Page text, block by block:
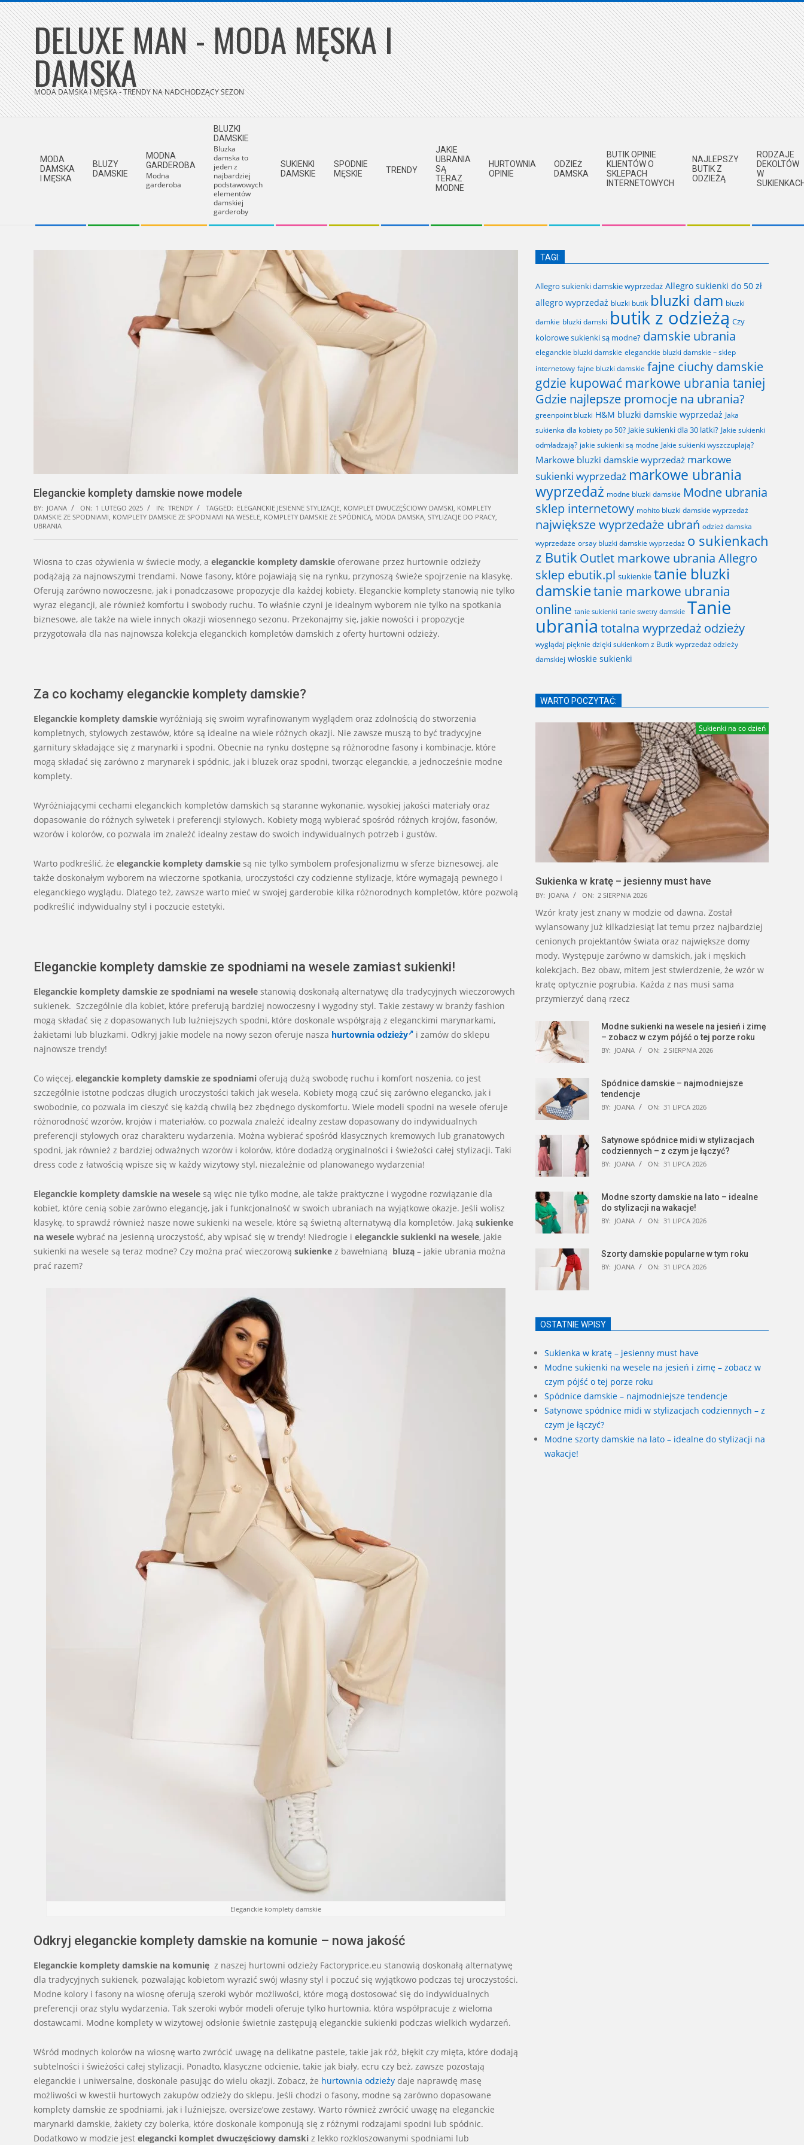
Skip
to
content DELUXE MAN - MODA MĘSKA I
DAMSKA
MODA DAMSKA I MĘSKA - TRENDY NA NADCHODZĄCY SEZON
MODA
DAMSKA
I MĘSKA
BLUZY
DAMSKIE
MODNA
GARDEROBA
Modna
garderoba
BLUZKI
DAMSKIE
Bluzka
damska to
jeden z
najbardziej
podstawowych
elementów
damskiej
garderoby
SUKIENKI
DAMSKIE
SPODNIE
MĘSKIE
TRENDY
JAKIE
UBRANIA
SĄ
TERAZ
MODNE
HURTOWNIA
OPINIE
ODZIEŻ
DAMSKA
BUTIK OPINIE
KLIENTÓW O
SKLEPACH
INTERNETOWYCH
NAJLEPSZY
BUTIK Z
ODZIEŻĄ
RODZAJE
DEKOLTÓW
W
Eleganckie komplety damskie nowe modele
BY: JOANA ON: 1 LUTEGO 2025 IN: TRENDY TAGGED: ELEGANCKIE JESIENNE STYLIZACJE, KOMPLET DWUCZĘŚCIOWY DAMSKI, KOMPLETY
DAMSKIE ZE SPODNIAMI, KOMPLETY DAMSKIE ZE SPODNIAMI NA WESELE, KOMPLETY DAMSKIE ZE SPÓDNICĄ, MODA DAMSKA, STYLIZACJE DO PRACY,
UBRANIA
Wiosna to czas ożywienia w świecie mody, a eleganckie komplety damskie oferowane przez hurtownie odzieży
podążają za najnowszymi trendami. Nowe fasony, które pojawiają się na rynku, przynoszą świeże spojrzenie na klasykę.
Oferują zarówno nowoczesne, jak i ponadczasowe propozycje dla każdej kobiety. Eleganckie komplety stanowią nie tylko
wyraz elegancji, ale również komfortu i swobody ruchu. To właśnie czyni je idealnym wyborem nie tylko na spotkania
biznesowe, ale także na wiele innych okazji wiosennego sezonu. Przekonajmy się, jakie nowości i propozycje
przygotowała dla nas najnowsza kolekcja eleganckich kompletów damskich z oferty hurtowni odzieży.
Za co kochamy eleganckie komplety damskie?
Eleganckie komplety damskie wyróżniają się swoim wyrafinowanym wyglądem oraz zdolnością do stworzenia
kompletnych, stylowych zestawów, które są idealne na wiele różnych okazji. Nie zawsze muszą to być tradycyjne
garnitury składające się z marynarki i spodni. Obecnie na rynku dostępne są różnorodne fasony i kombinacje, które
mogą składać się zarówno z marynarek i spódnic, jak i bluzek oraz spodni, tworząc eleganckie, a jednocześnie modne
komplety.
Wyróżniającymi cechami eleganckich kompletów damskich są staranne wykonanie, wysokiej jakości materiały oraz
dopasowanie do różnych sylwetek i preferencji stylowych. Kobiety mogą wybierać spośród różnych krojów, fasonów,
wzorów i kolorów, co pozwala im znaleźć idealny zestaw do swoich indywidualnych potrzeb i gustów.
Warto podkreślić, że eleganckie komplety damskie są nie tylko symbolem profesjonalizmu w sferze biznesowej, ale
także doskonałym wyborem na wieczorne spotkania, uroczystości czy codzienne stylizacje, które wymagają pewnego i
eleganckiego wyglądu. Dlatego też, zawsze warto mieć w swojej garderobie kilka różnorodnych kompletów, które pozwolą
podkreślić indywidualny styl i poczucie estetyki.
Eleganckie komplety damskie ze spodniami na wesele zamiast sukienki!
Eleganckie komplety damskie ze spodniami na wesele stanowią doskonałą alternatywę dla tradycyjnych wieczorowych
sukienek. Szczególnie dla kobiet, które preferują bardziej nowoczesny i wygodny styl. Takie zestawy w branży fashion
mogą składać się z dopasowanych lub luźniejszych spodni, które doskonale współgrają z eleganckimi marynarkami,
żakietami lub bluzkami. Odkryj jakie modele na nowy sezon oferuje nasza hurtownia odzieży
i zamów do sklepu
najnowsze trendy!
Co więcej, eleganckie komplety damskie ze spodniami oferują dużą swobodę ruchu i komfort noszenia, co jest
szczególnie istotne podczas długich uroczystości takich jak wesela. Kobiety mogą czuć się zarówno elegancko, jak i
swobodnie, co pozwala im cieszyć się każdą chwilą bez zbędnego dyskomfortu. Wiele modeli spodni na wesele oferuje
różnorodność wzorów, krojów i materiałów, co pozwala znaleźć idealny zestaw dopasowany do indywidualnych
preferencji stylowych oraz charakteru wydarzenia. Można wybierać spośród klasycznych kremowych lub granatowych
spodni, jak również z bardziej odważnych wzorów i kolorów, które dodadzą oryginalności i świeżości całej stylizacji. Taki
dress code z łatwością wpisze się w każdy wizytowy styl, niezależnie od planowanego wydarzenia!
Eleganckie komplety damskie na wesele są więc nie tylko modne, ale także praktyczne i wygodne rozwiązanie dla
kobiet, które cenią sobie zarówno elegancję, jak i funkcjonalność w swoich ubraniach na wyjątkowe okazje. Jeśli wolisz
klasykę, to sprawdź również nasze nowe sukienki na wesele, które są świetną alternatywą dla kompletów. Jaką sukienke
na wesele wybrać na jesienną uroczystość, aby wpisać się w trendy! Niedrogie i eleganckie sukienki na wesele, jakie
sukienki na wesele są teraz modne? Czy można prać wieczorową sukienke z bawełnianą bluzą – jakie ubrania można
prać razem?
Eleganckie komplety damskie
Odkryj eleganckie komplety damskie na komunie – nowa jakość
Eleganckie komplety damskie na komunię z naszej hurtowni odzieży Factoryprice.eu stanowią doskonałą alternatywę
dla tradycyjnych sukienek, pozwalając kobietom wyrazić swój własny styl i poczuć się wyjątkowo podczas tej uroczystości.
Modne kolory i fasony na wiosnę oferują szeroki wybór możliwości, które mogą dostosować się do indywidualnych
preferencji oraz stylu wydarzenia. Tak szeroki wybór modeli oferuje tylko hurtownia, która współpracuje z wieloma
dostawcami. Modne komplety w wizytowej odsłonie świetnie zastępują eleganckie sukienki podczas wielkich wydarzeń.
Wśród modnych kolorów na wiosnę warto zwrócić uwagę na delikatne pastele, takie jak róż, błękit czy mięta, które dodają
subtelności i świeżości całej stylizacji. Ponadto, klasyczne odcienie, takie jak biały, ecru czy beż, zawsze pozostają
eleganckie i uniwersalne, doskonale pasując do wielu okazji. Zobacz, że hurtownia odzieży daje naprawdę masę
możliwości w kwestii hurtowych zakupów odzieży do sklepu. Jeśli chodzi o fasony, modne są zarówno dopasowane
komplety damskie ze spodniami, jak i luźniejsze, oversize’owe zestawy. Warto również zwrócić uwagę na eleganckie
marynarki damskie, żakiety czy bolerka, które doskonale komponują się z różnymi rodzajami spodni lub spódnic.
Dodatkowo w modzie jest elegancki komplet dwuczęściowy damski z lekko rozkloszowanymi spodniami lub
TAGI:
Allegro sukienki damskie wyprzedaż Allegro sukienki do 50 zł
allegro wyprzedaż bluzki butik bluzki dam bluzki
damkie bluzki damski butik z odzieżą Czy
kolorowe sukienki są modne? damskie ubrania
eleganckie bluzki damskie eleganckie bluzki damskie – sklep
internetowy fajne bluzki damskie fajne ciuchy damskie
gdzie kupować markowe ubrania taniej
Gdzie najlepsze promocje na ubrania?
greenpoint bluzki H&M bluzki damskie wyprzedaż Jaka
sukienka dla kobiety po 50? Jakie sukienki dla 30 latki? Jakie sukienki
odmładzają? jakie sukienki są modne Jakie sukienki wyszczuplają?
Markowe bluzki damskie wyprzedaż markowe
sukienki wyprzedaż markowe ubrania
wyprzedaż modne bluzki damskie Modne ubrania
sklep internetowy mohito bluzki damskie wyprzedaż
największe wyprzedaże ubrań odzież damska
wyprzedaże orsay bluzki damskie wyprzedaż o sukienkach
z Butik Outlet markowe ubrania Allegro
sklep ebutik.pl sukienkie tanie bluzki
damskietanie markowe ubrania
online tanie sukienki tanie swetry damskie Tanie
ubrania totalna wyprzedaż odzieży
wyglądaj pięknie dzięki sukienkom z Butik wyprzedaż odzieży
damskiej włoskie sukienki
WARTO POCZYTAĆ:
Sukienki na co dzień
Sukienka w kratę – jesienny must have
BY: JOANA ON: 2 SIERPNIA 2026
Wzór kraty jest znany w modzie od dawna. Został
wylansowany już kilkadziesiąt lat temu przez najbardziej
cenionych projektantów świata oraz największe domy
mody. Występuje zarówno w damskich, jak i męskich
kolekcjach. Bez obaw, mitem jest stwierdzenie, że wzór w
kratę optycznie pogrubia. Każda z nas musi sama
przymierzyć daną rzecz
Modne sukienki na wesele na jesień i zimę
– zobacz w czym pójść o tej porze roku
BY: JOANA ON: 2 SIERPNIA 2026
Spódnice damskie – najmodniejsze
tendencje
BY: JOANA ON: 31 LIPCA 2026
Satynowe spódnice midi w stylizacjach
codziennych – z czym je łączyć?
BY: JOANA ON: 31 LIPCA 2026
Modne szorty damskie na lato – idealne
do stylizacji na wakacje!
BY: JOANA ON: 31 LIPCA 2026
Szorty damskie popularne w tym roku
BY: JOANA ON: 31 LIPCA 2026
OSTATNIE WPISY
Sukienka w kratę – jesienny must have
Modne sukienki na wesele na jesień i zimę – zobacz w
czym pójść o tej porze roku
Spódnice damskie – najmodniejsze tendencje
Satynowe spódnice midi w stylizacjach codziennych – z
czym je łączyć?
Modne szorty damskie na lato – idealne do stylizacji na
wakacje!